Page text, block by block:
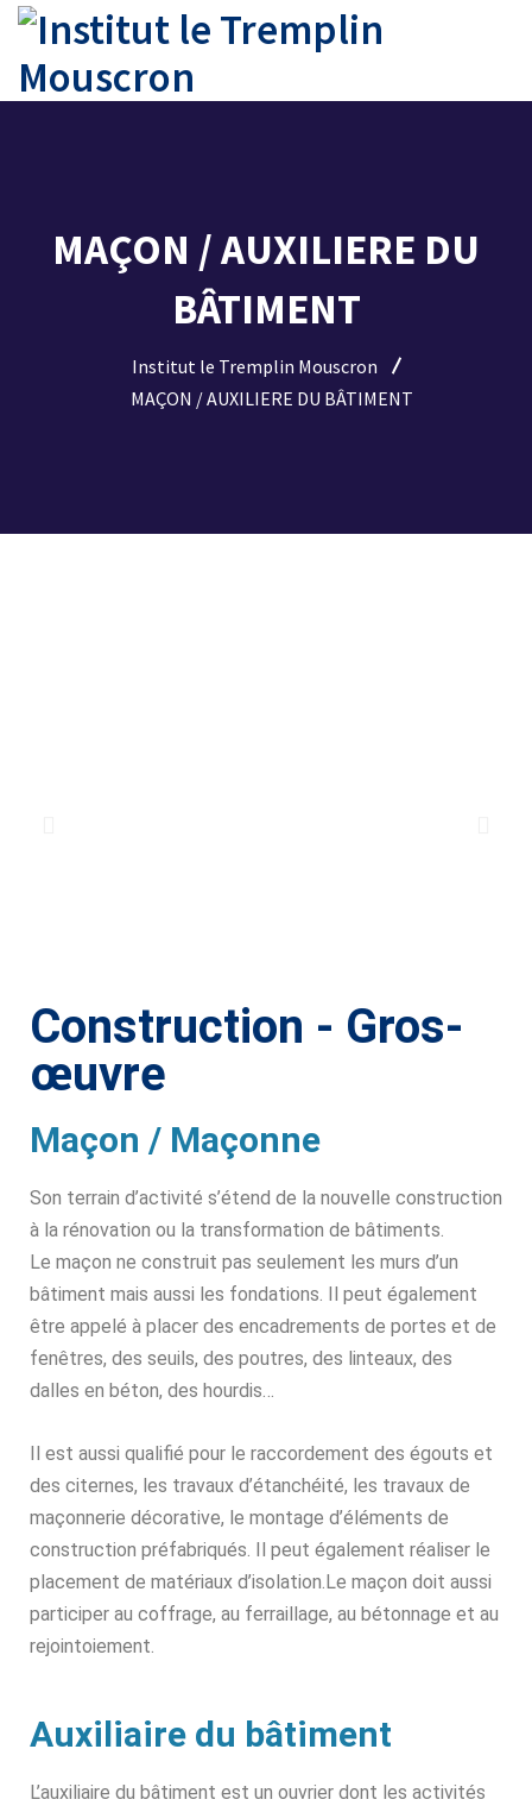
MAÇON / AUXILIERE DU
BÂTIMENT
Institut le Tremplin Mouscron
MAÇON / AUXILIERE DU BÂTIMENT
Construction - Gros-
œuvre
Maçon / Maçonne
Son terrain d’activité s’étend de la nouvelle construction
à la rénovation ou la transformation de bâtiments.
Le maçon ne construit pas seulement les murs d’un
bâtiment mais aussi les fondations. Il peut également
être appelé à placer des encadrements de portes et de
fenêtres, des seuils, des poutres, des linteaux, des
dalles en béton, des hourdis…
Il est aussi qualifié pour le raccordement des égouts et
des citernes, les travaux d’étanchéité, les travaux de
maçonnerie décorative, le montage d’éléments de
construction préfabriqués. Il peut également réaliser le
placement de matériaux d’isolation.Le maçon doit aussi
participer au coffrage, au ferraillage, au bétonnage et au
rejointoiement.
Auxiliaire du bâtiment
L’auxiliaire du bâtiment est un ouvrier dont les activités